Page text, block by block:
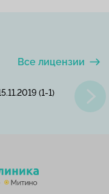
Все лицензии